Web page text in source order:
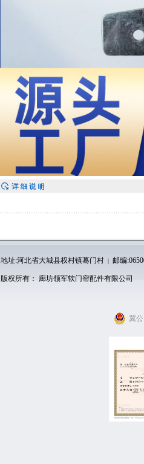
地址:河北省大城县权村镇蓦门村 | 邮编
版权所有： 廊坊领军软门帘配件有限公司
冀公